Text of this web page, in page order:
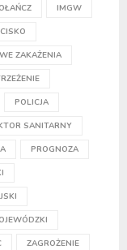
IMGW
ZAKAŻENIA
POLICJA
SANITARNY
PROGNOZA
ZAGROŻENIE